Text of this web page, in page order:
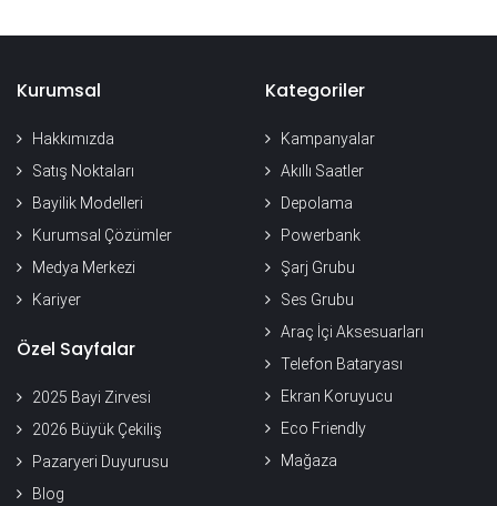
Kurumsal
Hakkımızda
Satış Noktaları
Bayilik Modelleri
Kurumsal Çözümler
Medya Merkezi
Kariyer
Özel Sayfalar
2025 Bayi Zirvesi
2026 Büyük Çekiliş
Pazaryeri Duyurusu
Blog
Kategoriler
Kampanyalar
Akıllı Saatler
Depolama
Powerbank
Şarj Grubu
Ses Grubu
Araç İçi Aksesuarları
Telefon Bataryası
Ekran Koruyucu
Eco Friendly
Mağaza